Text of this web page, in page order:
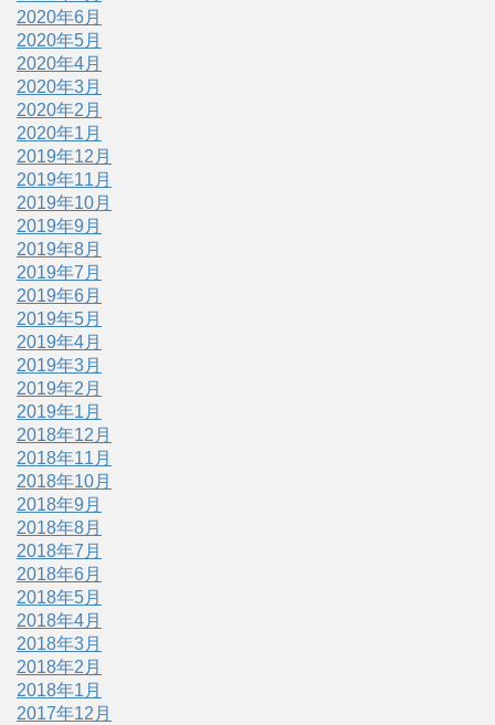
2020年6月
2020年5月
2020年4月
2020年3月
2020年2月
2020年1月
2019年12月
2019年11月
2019年10月
2019年9月
2019年8月
2019年7月
2019年6月
2019年5月
2019年4月
2019年3月
2019年2月
2019年1月
2018年12月
2018年11月
2018年10月
2018年9月
2018年8月
2018年7月
2018年6月
2018年5月
2018年4月
2018年3月
2018年2月
2018年1月
2017年12月